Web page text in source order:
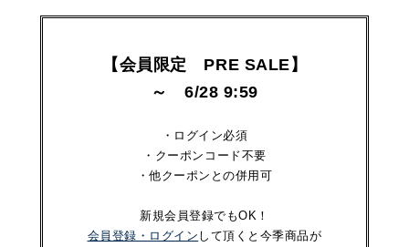
【会員限定 PRE SALE】
～ 6/28 9:59
・ログイン必須
・クーポンコード不要
・他クーポンとの併用可
新規会員登録でもOK！
会員登録・ログイン して頂くと今季商品が